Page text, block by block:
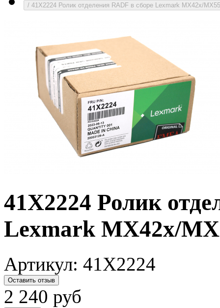
/ 41X2224 Ролик отделения RADF в сборе Lexmark MX42x/
41X2224 Ролик
Lexmark MX42x/
Артикул: 41X2224
Оставить отзыв
2 240 руб